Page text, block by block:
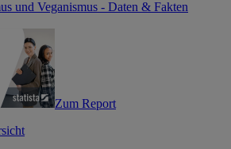
und Veganismus - Daten & Fakten
Zum Report